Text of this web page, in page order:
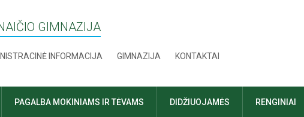
GIMNAZIJA
INFORMACIJA GIMNAZIJA KONTAKTAI
PAGALBA MOKINIAMS IR TĖVAMS DIDŽIUOJAMĖS RENGINIAI